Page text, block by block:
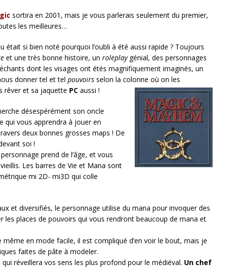
sortira en 2001, mais je vous parlerais seulement du premier,
les meilleures…
était si bien noté pourquoi l’oubli à été aussi rapide ? Toujours
et une très bonne histoire, un roleplaygénial, des personnages
dont les visages ont étés magnifiquement imaginés, un
donner tel et tel pouvoirs selon la colonne où on les
rêver et sa jaquette PC aussi !
désespérément son oncle
qui vous apprendra à jouer en
deux bonnes grosses maps ! De
soi !
prend de l’âge, et vous
Les barres de Vie et Mana sont
mi 2D- mi3D qui colle
et diversifiés, le personnage utilise du mana pour invoquer des
les places de pouvoirs qui vous rendront beaucoup de mana et
en mode facile, il est compliqué d’en voir le bout, mais je
faites de pâte à modeler.
réveillera vos sens les plus profond pour le médiéval. Un chef